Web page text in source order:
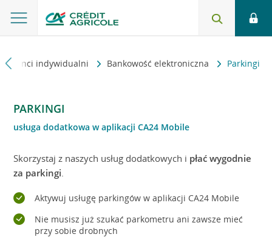
Klienci indywidualni Bankowość elektroniczna Parkingi
PARKINGI
usługa dodatkowa w aplikacji CA24 Mobile
Skorzystaj z naszych usług dodatkowych i płać wygodnie
za parkingi.
Aktywuj usługę parkingów w aplikacji CA24 Mobile
Nie musisz już szukać parkometru ani zawsze mieć
przy sobie drobnych